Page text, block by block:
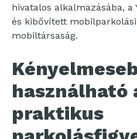
hivatalos alkalmazásába,
és kibővített
mobiltársaság.
használható
praktikus